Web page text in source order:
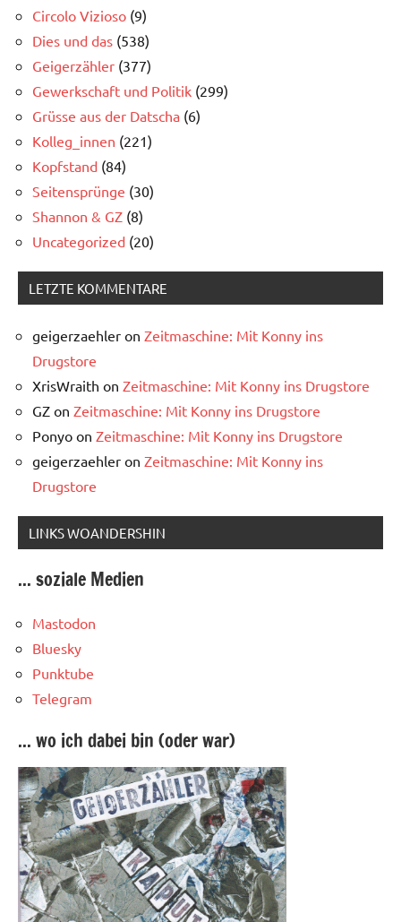
Circolo Vizioso (9)
Dies und das (538)
Geigerzähler (377)
Gewerkschaft und Politik (299)
Grüsse aus der Datscha (6)
Kolleg_innen (221)
Kopfstand (84)
Seitensprünge (30)
Shannon & GZ (8)
Uncategorized (20)
LETZTE KOMMENTARE
geigerzaehler on Zeitmaschine: Mit Konny ins
Drugstore
XrisWraith on Zeitmaschine: Mit Konny ins Drugstore
GZ on Zeitmaschine: Mit Konny ins Drugstore
Ponyo on Zeitmaschine: Mit Konny ins Drugstore
geigerzaehler on Zeitmaschine: Mit Konny ins
Drugstore
LINKS WOANDERSHIN
... soziale Medien
Mastodon
Bluesky
Punktube
Telegram
... wo ich dabei bin (oder war)